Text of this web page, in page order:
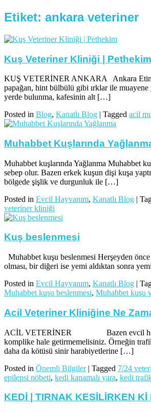
Etiket: ankara veteriner
Kuş Veteriner Kliniği | Pethekim
KUŞ VETERİNER ANKARA Ankara
papağan, hint bülbülü gibi ırklar ile muayene
yerde bulunma, kafesinin alt […]
Posted in Blog, Kanatlı Blog | Tagged acil
Muhabbet Kuşlarında
Muhabbet kuşlarında Yağlanma Muhabbet
sebep olur. Bazen erkek kuşun dişi kuşa
bölgede şişlik ve durgunluk ile […]
Posted in Evcil Hayvanım, Kanatlı Blog |
veteriner kliniği
Kuş beslenmesi
Muhabbet kuşu beslenmesi Herşeyden
olması, bir diğeri ise yemi aldıktan sonra
Posted in Evcil Hayvanım, Kanatlı Blog |
Muhabbet kuşu beslenmesi, Muhabbet kuşu
Acil Veteriner Kliniğine Ne
ACİL VETERİNER Bazen evcil
komplike hale getirmemelisiniz. Örneğin
daha da kötüsü sinir harabiyetlerine […]
Posted in Önemli Bilgiler| Tagged 7/24
epilepsi nöbeti, kedi kanamalı yara, kedi
KEDİ | TIRNAK KESİLİRKEN